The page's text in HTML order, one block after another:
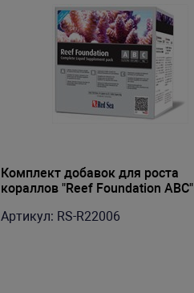
Комплект добавок для роста
кораллов "Reef Foundation ABC"
Артикул: RS-R22006